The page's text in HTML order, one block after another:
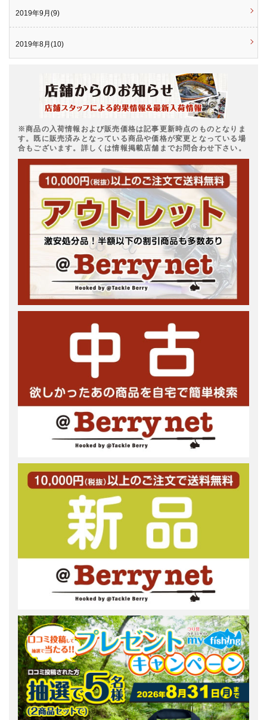
2019年9月(9)
2019年8月(10)
※商品の入荷情報および販売価格は記事更新時点のものとなりま
す。既に販売済みとなっている商品や価格が変更となっている場
合もございます。詳しくは情報掲載店舗までお問合わせ下さい。